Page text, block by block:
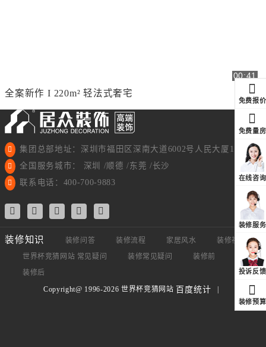
00:41
全案新作 I 220m² 轻法式奢宅
免费报价
免费量房
在线咨询
装修服务
投诉反馈
装修预算
集团总部地址：深圳市福田区深南大道6002号人民大厦11楼
全国服务城市： 深圳 /顺德 /东莞 /长沙
联系电话：400-700-9883
装修知识 装修问答 装修流程 家居风水
装修视频
世界杯竞猜网站 常见疑问
装修常见疑问 装修前
装修中
装修后
Copyright@ 1996-2026 世界杯竞猜网站 百度统计 |